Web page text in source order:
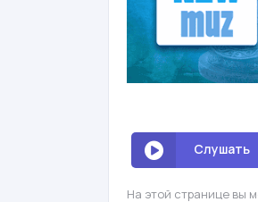
Слушать
На этой странице вы